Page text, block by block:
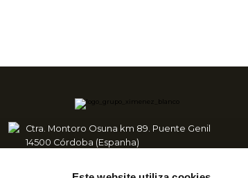
Ctra. Montoro Osuna km 89. Puente Genil
14500 Córdoba (Espanha)